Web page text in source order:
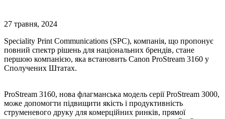
27 травня, 2024
Speciality Print Communications (SPC), компанія, що пропонує
повний спектр рішень для національних брендів, стане
першою компанією, яка встановить Canon ProStream 3160 у
Сполучених Штатах.
ProStream 3160, нова флагманська модель серії ProStream 3000,
може допомогти підвищити якість і продуктивність
струменевого друку для комерційних ринків, прямої